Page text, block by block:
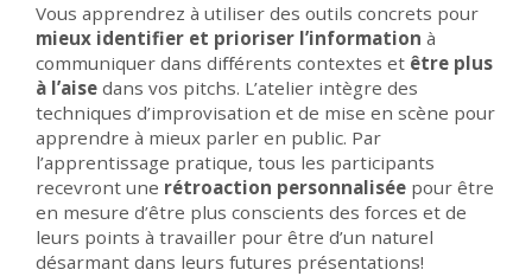
Vous apprendrez à utiliser des outils concrets pour
mieux identifier et prioriser l’information à
communiquer dans diﬀérents contextes et être plus
à l’aise dans vos pitchs. L’atelier intègre des
techniques d’improvisation et de mise en scène pour
apprendre à mieux parler en public. Par
l’apprentissage pratique, tous les participants
recevront une rétroaction personnalisée pour être
en mesure d’être plus conscients des forces et de
leurs points à travailler pour être d’un naturel
désarmant dans leurs futures présentations!